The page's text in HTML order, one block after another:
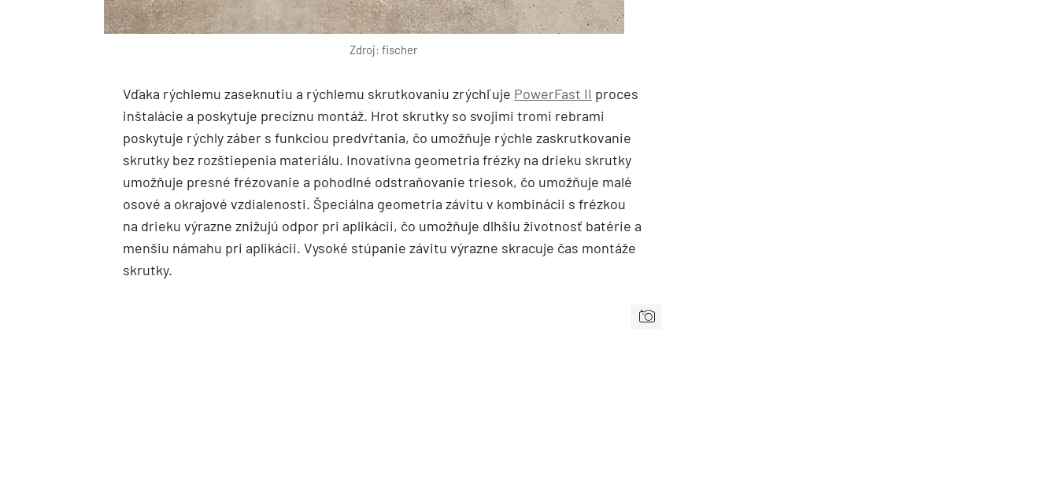
Zdroj: fischer
Vďaka rýchlemu zaseknutiu a rýchlemu skrutkovaniu zrýchľuje PowerFast II proces
inštalácie a poskytuje precíznu montáž. Hrot skrutky so svojimi tromi rebrami
poskytuje rýchly záber s funkciou predvŕtania, čo umožňuje rýchle zaskrutkovanie
skrutky bez rozštiepenia materiálu. Inovatívna geometria frézky na drieku skrutky
umožňuje presné frézovanie a pohodlné odstraňovanie triesok, čo umožňuje malé
osové a okrajové vzdialenosti. Špeciálna geometria závitu v kombinácii s frézkou
na drieku výrazne znižujú odpor pri aplikácii, čo umožňuje dlhšiu životnosť batérie a
menšiu námahu pri aplikácii. Vysoké stúpanie závitu výrazne skracuje čas montáže
skrutky.